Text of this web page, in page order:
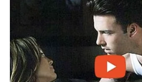
RIBE
Ribe ulaze u period topline,
Osoba koja dolazi razumije vas na
može.